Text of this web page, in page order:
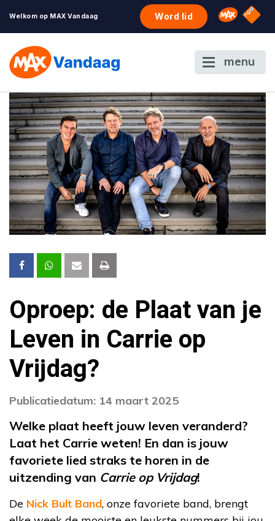
Welkom op MAX Vandaag Word lid Omroep
NPO
menu
Oproep: de Plaat van je
Leven in Carrie op
Vrijdag?
Publicatiedatum: 14 maart 2025
Welke plaat heeft jouw leven veranderd?
Laat het Carrie weten! En dan is jouw
favoriete lied straks te horen in de
uitzending van Carrie op Vrijdag!
De Nick Bult Band, onze favoriete band, brengt